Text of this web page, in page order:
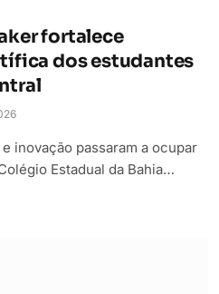
fortalece
dos estudantes
inovação passaram a ocupar
Estadual da Bahia…